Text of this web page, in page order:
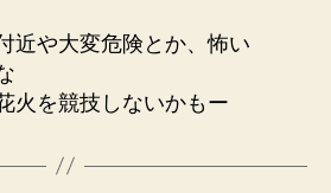
近や大変危険とか、怖い
火を競技しないかもー